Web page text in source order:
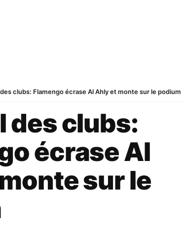
clubs: Flamengo écrase Al Ahly et monte sur le podium
des clubs:
écrase Al
sur le